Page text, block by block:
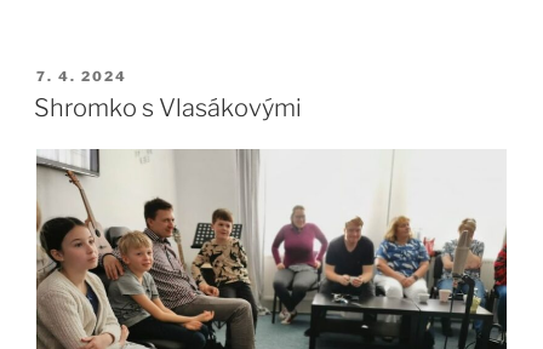
PUBLIKOVÁNO
7. 4. 2024
Shromko s Vlasákovými